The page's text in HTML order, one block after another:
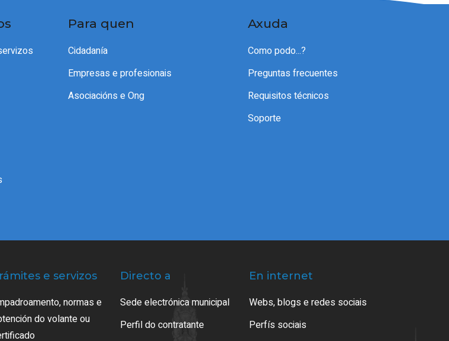
Para quen
Cidadanía
Empresas e profesionais
Asociacións e Ong
Axuda
Como podo...?
Preguntas frecuentes
Requisitos técnicos
Soporte
e servizos
normas e
do volante ou
Directo a
Sede electrónica municipal
Perfil do contratante
En internet
Webs, blogs e redes sociais
Perfís sociais